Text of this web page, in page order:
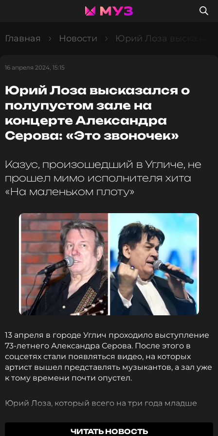
Главная Новости Юрий Лоза
16 апреля 2024, 15:15
Юрий Лоза высказался о
полупустом зале на
концерте Александра
Серова: «Это звоночек»
Казус, произошедший в Угличе, не
прошел мимо исполнителя хита
«На маленьком плоту»
13 апреля в городе Углич проходило выступление
73-летнего Александра Серова. После этого в
соцсетях стали появляться видео, на которых
артист вышел представлять музыкантов, а зал уже
к тому времени почти опустел.
Юрий Лоза, который всего на три года младше
каждого певца происшествие. Он считает, что
ЧИТАТЬ НОВОСТЬ